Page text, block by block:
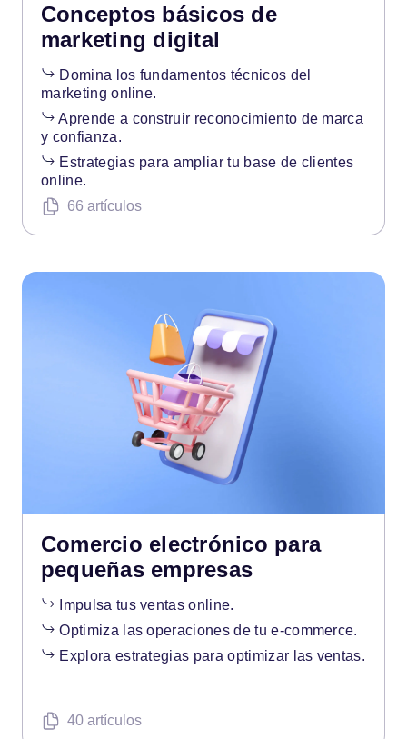
Conceptos básicos de
marketing digital
Domina los fundamentos técnicos del
marketing online.
Aprende a construir reconocimiento de marca
y confianza.
Estrategias para ampliar tu base de clientes
online.
66 artículos
Comercio electrónico para
pequeñas empresas
Impulsa tus ventas online.
Optimiza las operaciones de tu e-commerce.
Explora estrategias para optimizar las ventas.
40 artículos